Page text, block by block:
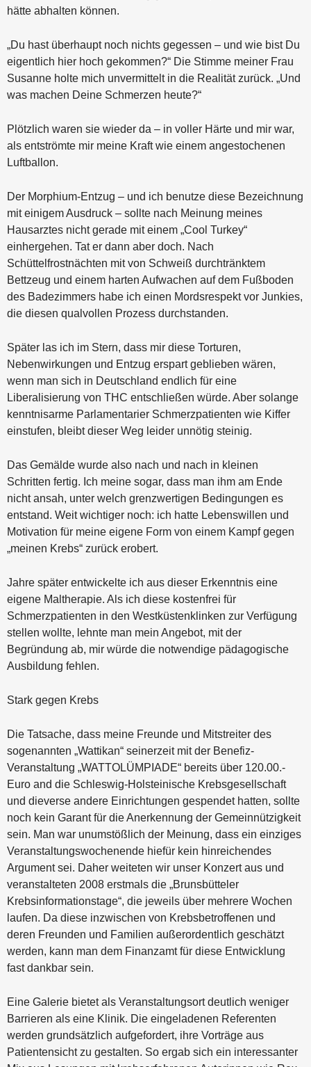
hätte abhalten können.
„Du hast überhaupt noch nichts gegessen – und wie bist Du
eigentlich hier hoch gekommen?“ Die Stimme meiner Frau
Susanne holte mich unvermittelt in die Realität zurück. „Und
was machen Deine Schmerzen heute?“
Plötzlich waren sie wieder da – in voller Härte und mir war,
als entströmte mir meine Kraft wie einem angestochenen
Luftballon.
Der Morphium-Entzug – und ich benutze diese Bezeichnung
mit einigem Ausdruck – sollte nach Meinung meines
Hausarztes nicht gerade mit einem „Cool Turkey“
einhergehen. Tat er dann aber doch. Nach
Schüttelfrostnächten mit von Schweiß durchtränktem
Bettzeug und einem harten Aufwachen auf dem Fußboden
des Badezimmers habe ich einen Mordsrespekt vor Junkies,
die diesen qualvollen Prozess durchstanden.
Später las ich im Stern, dass mir diese Torturen,
Nebenwirkungen und Entzug erspart geblieben wären,
wenn man sich in Deutschland endlich für eine
Liberalisierung von THC entschließen würde. Aber solange
kenntnisarme Parlamentarier Schmerzpatienten wie Kiffer
einstufen, bleibt dieser Weg leider unnötig steinig.
Das Gemälde wurde also nach und nach in kleinen
Schritten fertig. Ich meine sogar, dass man ihm am Ende
nicht ansah, unter welch grenzwertigen Bedingungen es
entstand. Weit wichtiger noch: ich hatte Lebenswillen und
Motivation für meine eigene Form von einem Kampf gegen
„meinen Krebs“ zurück erobert.
Jahre später entwickelte ich aus dieser Erkenntnis eine
eigene Maltherapie. Als ich diese kostenfrei für
Schmerzpatienten in den Westküstenklinken zur Verfügung
stellen wollte, lehnte man mein Angebot, mit der
Begründung ab, mir würde die notwendige pädagogische
Ausbildung fehlen.
Stark gegen Krebs
Die Tatsache, dass meine Freunde und Mitstreiter des
sogenannten „Wattikan“ seinerzeit mit der Benefiz-
Veranstaltung „WATTOLÜMPIADE“ bereits über 120.00.-
Euro and die Schleswig-Holsteinische Krebsgesellschaft
und dieverse andere Einrichtungen gespendet hatten, sollte
noch kein Garant für die Anerkennung der Gemeinnützigkeit
sein. Man war unumstößlich der Meinung, dass ein einziges
Veranstaltungswochenende hiefür kein hinreichendes
Argument sei. Daher weiteten wir unser Konzert aus und
veranstalteten 2008 erstmals die „Brunsbütteler
Krebsinformationstage“, die jeweils über mehrere Wochen
laufen. Da diese inzwischen von Krebsbetroffenen und
deren Freunden und Familien außerordentlich geschätzt
werden, kann man dem Finanzamt für diese Entwicklung
fast dankbar sein.
Eine Galerie bietet als Veranstaltungsort deutlich weniger
Barrieren als eine Klinik. Die eingeladenen Referenten
werden grundsätzlich aufgefordert, ihre Vorträge aus
Patientensicht zu gestalten. So ergab sich ein interessanter